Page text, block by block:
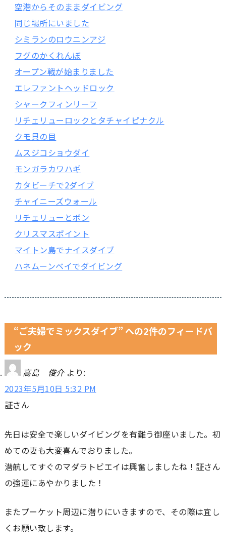
空港からそのままダイビング
同じ場所にいました
シミランのロウニンアジ
フグのかくれんぼ
オープン戦が始まりました
エレファントヘッドロック
シャークフィンリーフ
リチェリューロックとタチャイピナクル
クモ貝の目
ムスジコショウダイ
モンガラカワハギ
カタビーチで2ダイブ
チャイニーズウォール
リチェリューとボン
クリスマスポイント
マイトン島でナイスダイブ
ハネムーンベイでダイビング
“ご夫婦でミックスダイブ” への2件のフィードバ
ック
高島 俊介 より:
2023年5月10日 5:32 PM
証さん
先日は安全で楽しいダイビングを有難う御座いました。初
めての妻も大変喜んでおりました。
潜航してすぐのマダラトビエイは興奮しましたね！証さん
の強運にあやかりました！
またプーケット周辺に潜りにいきますので、その際は宜し
くお願い致します。